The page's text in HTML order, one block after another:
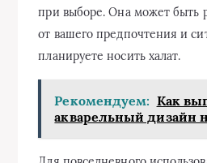
при выборе. Она может быть
от вашего предпочтения и
планируете носить халат.
Рекомендуем: Как
акварельный дизайн